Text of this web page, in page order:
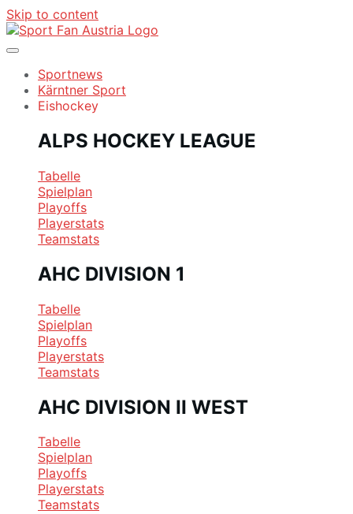
Skip to content
Sportnews
Kärntner Sport
Eishockey
ALPS HOCKEY LEAGUE
Tabelle
Spielplan
Playoffs
Playerstats
Teamstats
AHC DIVISION 1
Tabelle
Spielplan
Playoffs
Playerstats
Teamstats
AHC DIVISION II WEST
Tabelle
Spielplan
Playoffs
Playerstats
Teamstats